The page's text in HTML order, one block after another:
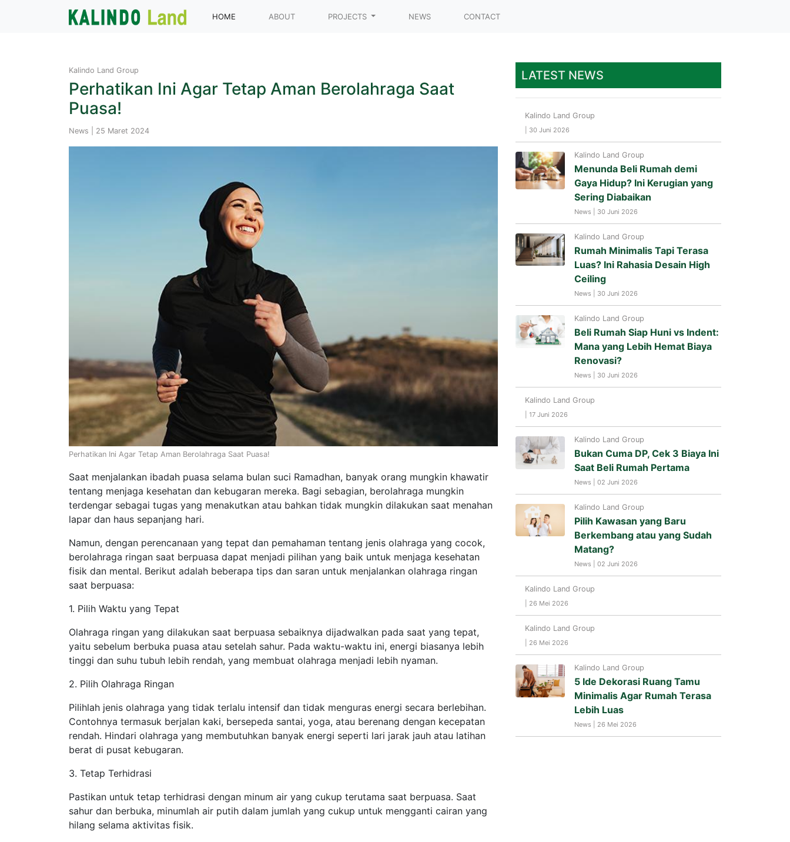
HOME ABOUT PROJECTS NEWS CONTACT
Kalindo Land Group
Perhatikan Ini Agar Tetap Aman Berolahraga Saat
Puasa!
News | 25 Maret 2024
Perhatikan Ini Agar Tetap Aman Berolahraga Saat Puasa!
Saat menjalankan ibadah puasa selama bulan suci Ramadhan, banyak orang mungkin khawatir
tentang menjaga kesehatan dan kebugaran mereka. Bagi sebagian, berolahraga mungkin
terdengar sebagai tugas yang menakutkan atau bahkan tidak mungkin dilakukan saat menahan
lapar dan haus sepanjang hari.
Namun, dengan perencanaan yang tepat dan pemahaman tentang jenis olahraga yang cocok,
berolahraga ringan saat berpuasa dapat menjadi pilihan yang baik untuk menjaga kesehatan
fisik dan mental. Berikut adalah beberapa tips dan saran untuk menjalankan olahraga ringan
saat berpuasa:
1. Pilih Waktu yang Tepat
Olahraga ringan yang dilakukan saat berpuasa sebaiknya dijadwalkan pada saat yang tepat,
yaitu sebelum berbuka puasa atau setelah sahur. Pada waktu-waktu ini, energi biasanya lebih
tinggi dan suhu tubuh lebih rendah, yang membuat olahraga menjadi lebih nyaman.
2. Pilih Olahraga Ringan
Pilihlah jenis olahraga yang tidak terlalu intensif dan tidak menguras energi secara berlebihan.
Contohnya termasuk berjalan kaki, bersepeda santai, yoga, atau berenang dengan kecepatan
rendah. Hindari olahraga yang membutuhkan banyak energi seperti lari jarak jauh atau latihan
berat di pusat kebugaran.
3. Tetap Terhidrasi
Pastikan untuk tetap terhidrasi dengan minum air yang cukup terutama saat berpuasa. Saat
sahur dan berbuka, minumlah air putih dalam jumlah yang cukup untuk mengganti cairan yang
hilang selama aktivitas fisik.
LATEST NEWS
Kalindo Land Group
| 30 Juni 2026
Kalindo Land Group
Menunda Beli Rumah demi
Gaya Hidup? Ini Kerugian yang
Sering Diabaikan
News | 30 Juni 2026
Kalindo Land Group
Rumah Minimalis Tapi Terasa
Luas? Ini Rahasia Desain High
Ceiling
News | 30 Juni 2026
Kalindo Land Group
Beli Rumah Siap Huni vs Indent:
Mana yang Lebih Hemat Biaya
Renovasi?
News | 30 Juni 2026
Kalindo Land Group
| 17 Juni 2026
Kalindo Land Group
Bukan Cuma DP, Cek 3 Biaya Ini
Saat Beli Rumah Pertama
News | 02 Juni 2026
Kalindo Land Group
Pilih Kawasan yang Baru
Berkembang atau yang Sudah
Matang?
News | 02 Juni 2026
Kalindo Land Group
| 26 Mei 2026
Kalindo Land Group
| 26 Mei 2026
Kalindo Land Group
5 Ide Dekorasi Ruang Tamu
Minimalis Agar Rumah Terasa
Lebih Luas
News | 26 Mei 2026